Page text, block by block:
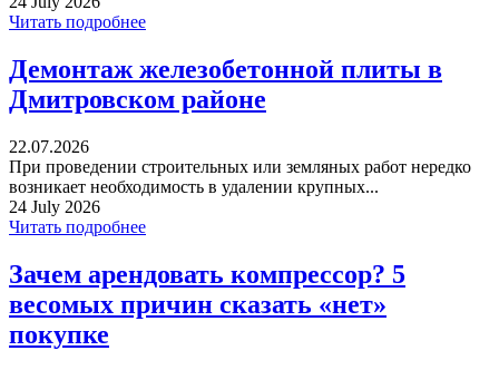
Читать подробнее
Демонтаж железобетонной плиты в
Дмитровском районе
22.07.2026
При проведении строительных или земляных работ нередко
возникает необходимость в удалении крупных...
24 July 2026
Читать подробнее
Зачем арендовать компрессор? 5
весомых причин сказать «нет»
покупке